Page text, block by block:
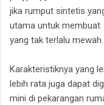
jika rumput sintetis
utama untuk membuat
yang tak terlalu mewah.
Karakteristiknya yang
lebih rata juga dapat
mini di pekarangan